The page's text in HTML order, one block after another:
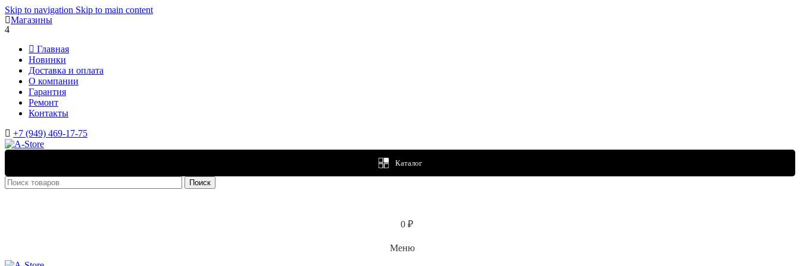
Skip to navigation Skip to main content
Магазины
4
Главная
Новинки
Доставка и оплата
О компании
Гарантия
Ремонт
Контакты
+7 (949) 469-17-75
Каталог
Поиск
0 ₽
Меню